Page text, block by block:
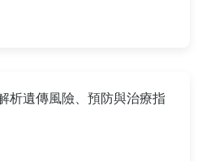
石，從自我檢查到就醫決